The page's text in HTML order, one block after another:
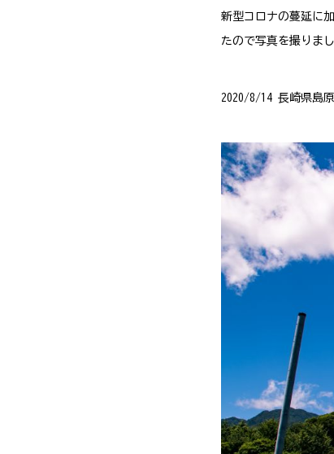
新型コロナの蔓延に
たので写真を撮りまし
2020/8/14 長崎県島